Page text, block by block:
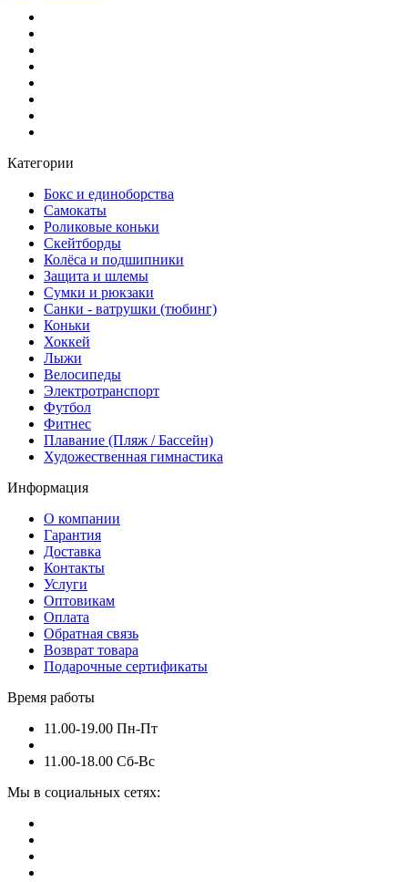
Категории
Бокс и единоборства
Самокаты
Роликовые коньки
Скейтборды
Колёса и подшипники
Защита и шлемы
Сумки и рюкзаки
Санки - ватрушки (тюбинг)
Коньки
Хоккей
Лыжи
Велосипеды
Электротранспорт
Футбол
Фитнес
Плавание (Пляж / Бассейн)
Художественная гимнастика
Информация
О компании
Гарантия
Доставка
Контакты
Услуги
Оптовикам
Оплата
Обратная связь
Возврат товара
Подарочные сертификаты
Время работы
11.00-19.00 Пн-Пт
11.00-18.00 Сб-Вс
Мы в социальных сетях: